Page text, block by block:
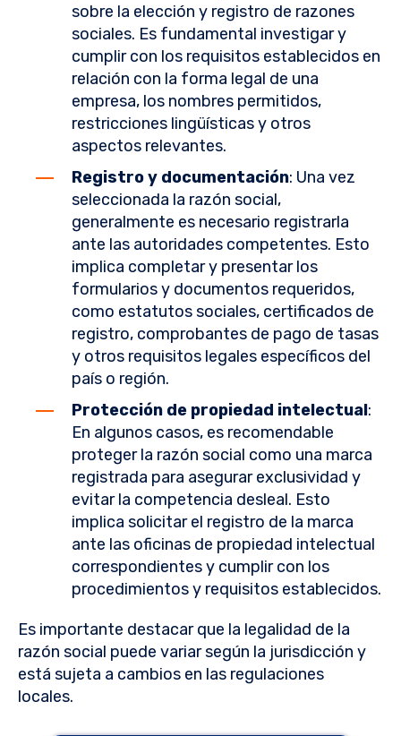
sobre la elección y registro de razones
sociales. Es fundamental investigar y
cumplir con los requisitos establecidos en
relación con la forma legal de una
empresa, los nombres permitidos,
restricciones lingüísticas y otros
aspectos relevantes.
Registro y documentación: Una vez
seleccionada la razón social,
generalmente es necesario registrarla
ante las autoridades competentes. Esto
implica completar y presentar los
formularios y documentos requeridos,
como estatutos sociales, certificados de
registro, comprobantes de pago de tasas
y otros requisitos legales específicos del
país o región.
Protección de propiedad intelectual:
En algunos casos, es recomendable
proteger la razón social como una marca
registrada para asegurar exclusividad y
evitar la competencia desleal. Esto
implica solicitar el registro de la marca
ante las oficinas de propiedad intelectual
correspondientes y cumplir con los
procedimientos y requisitos establecidos.
Es importante destacar que la legalidad de la
razón social puede variar según la jurisdicción y
está sujeta a cambios en las regulaciones
locales.